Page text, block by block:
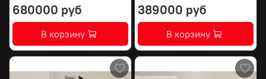
680000 руб
В корзину
389000 руб
В корзину